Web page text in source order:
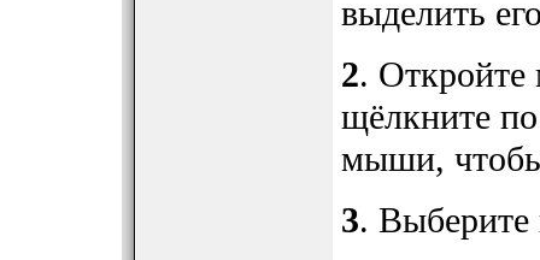
выделить
2.
щёлкните
мыши,
3. Выберите